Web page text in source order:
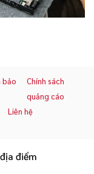
bảo
Chính sách
quảng cáo
Liên hệ
điểm